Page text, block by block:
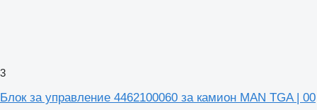
3
Блок за управление 4462100060 за камион MAN TGA | 00